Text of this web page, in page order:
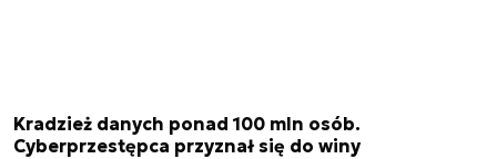
Kradzież danych ponad 100 mln osób.
Cyberprzestępca przyznał się do winy